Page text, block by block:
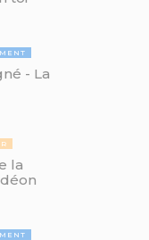
- La
la